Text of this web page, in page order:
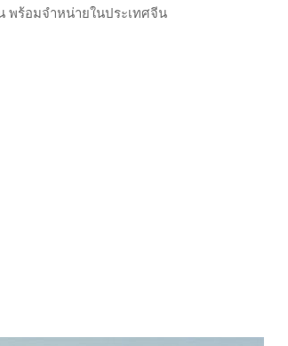
พร้อมจำหน่ายในประเทศจีน